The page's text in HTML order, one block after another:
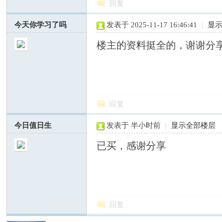
回复
今天你学习了吗 发表于 2025-11-17 16:46:41 | 显
楼主的资料挺全的，谢谢分
回复
今日值日生 发表于半小时前 | 显示全部楼层
已买，感谢分享
回复